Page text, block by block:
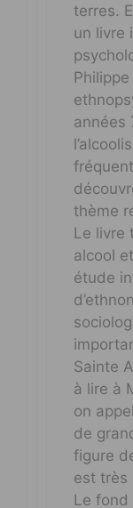
terres.
un livre
années
thème
Le livre
alcool
étude
Sainte
à lire à
on
de
figure
est très
Le